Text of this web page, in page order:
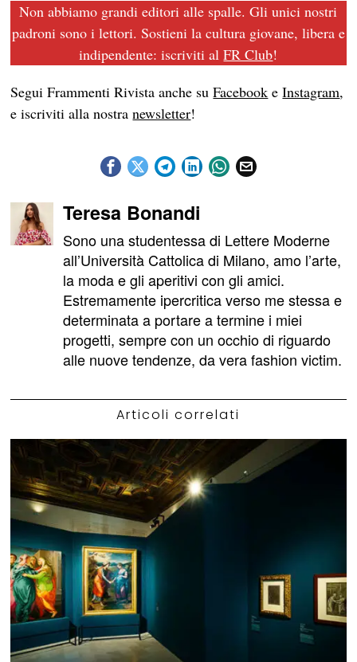
Non abbiamo grandi editori alle spalle. Gli unici nostri
padroni sono i lettori. Sostieni la cultura giovane, libera e
indipendente: iscriviti alFR Club!
Segui Frammenti Rivista anche suFacebook eInstagram,
e iscriviti alla nostranewsletter!
Teresa Bonandi
Sono una studentessa di Lettere Moderne
all’Università Cattolica di Milano, amo l’arte,
la moda e gli aperitivi con gli amici.
Estremamente ipercritica verso me stessa e
determinata a portare a termine i miei
progetti, sempre con un occhio di riguardo
alle nuove tendenze, da vera fashion victim.
Articoli correlati